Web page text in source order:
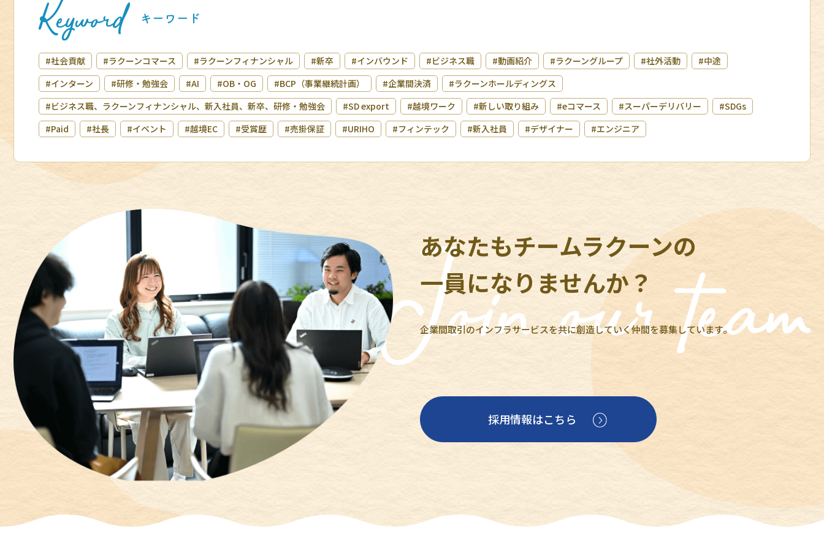
#社会貢献 #ラクーンコマース #ラクーンフィナンシャル #新卒 #インバウンド #ビジネス職 #動画紹介 #ラクーングループ #社外活動
#中途
#インターン
#研修・勉強会 #AI #OB・OG #BCP（事業継続計画） #企業間決済
#ラクーンホールディングス
#ビジネス職、ラクーンフィナンシャル、新入社員、新卒、研修・勉強会
#SD export #越境ワーク #新しい取り組み #eコマース #スーパーデリバリー
#SDGs
#Paid
#社長 #イベント #越境EC #受賞歴 #売掛保証 #URIHO #フィンテック #新入社員 #デザイナー #エンジニア
あなたもチームラクーンの
一員になりませんか？
企業間取引のインフラサービスを共に創造していく仲間を募集しています。
採用情報はこちら